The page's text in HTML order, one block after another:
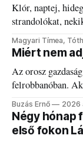
Klór, naptej,
strandolókat,
kánikulát.
Magyari Tímea,
Miért nem
Az orosz
felrobbanóban.
elégedetlen
Buzás Ernő 2026
Négy
első fokon